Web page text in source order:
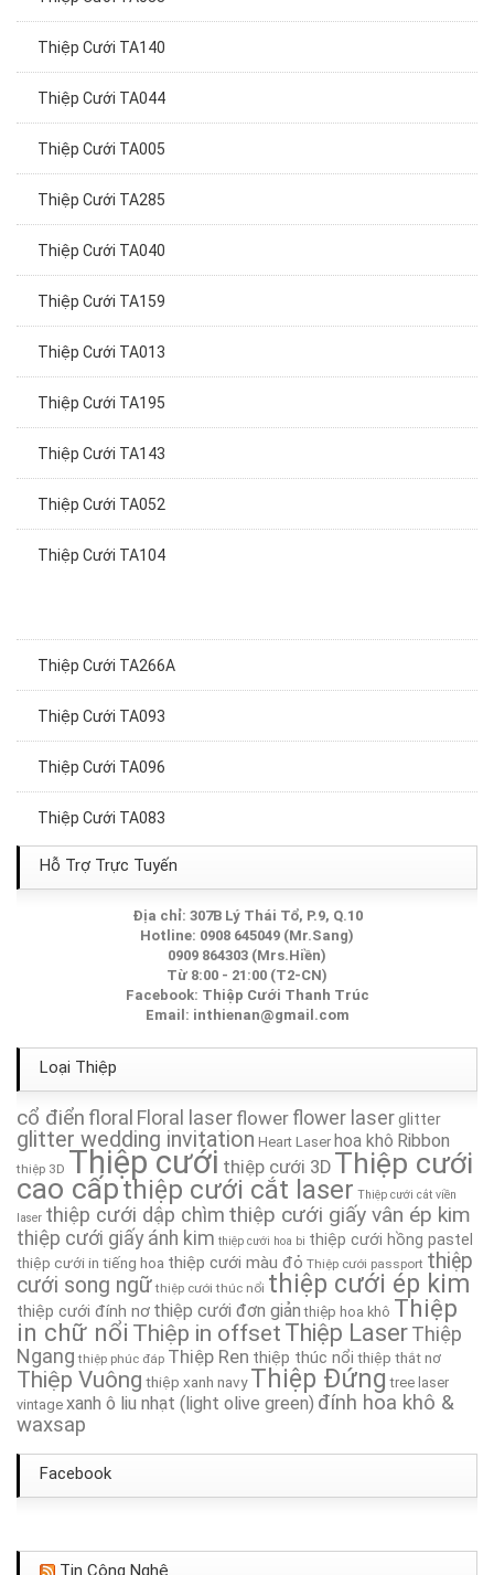
Thiệp Cưới TA140
Thiệp Cưới TA044
Thiệp Cưới TA005
Thiệp Cưới TA285
Thiệp Cưới TA040
Thiệp Cưới TA159
Thiệp Cưới TA013
Thiệp Cưới TA195
Thiệp Cưới TA143
Thiệp Cưới TA052
Thiệp Cưới TA104
Thiệp Cưới TA266A
Thiệp Cưới TA093
Thiệp Cưới TA096
Thiệp Cưới TA083
Thiệp Cưới TA140
Thiệp Cưới TA044
Thiệp Cưới TA285
Thiệp Cưới TA040
Thiệp Cưới TA159
Thiệp Cưới TA013
Thiệp Cưới TA195
Thiệp Cưới TA143
Thiệp Cưới TA052
Thiệp Cưới TA104
Hỗ Trợ Trực Tuyến
Địa chỉ: 307B Lý Thái Tổ, P.9, Q.10
Hotline: 0908 645049 (Mr.Sang)
0909 864303 (Mrs.Hiền)
Từ 8:00 - 21:00 (T2-CN)
Facebook: Thiệp Cưới Thanh Trúc
Email: inthienan@gmail.com
Loại Thiệp
cổ điển floral Floral laser flower flower laserglitter
glitter wedding invitation Heart Laser hoa khô Ribbon
thiệp 3D Thiệp cưới thiệp cưới 3D Thiệp cưới
cao cấpthiệp cưới cắt laser Thiệp cưới cắt viền
laser thiệp cưới dập chìm thiệp cưới giấy vân ép kim
thiệp cưới giấy ánh kim thiệp cưới hoa bi thiệp cưới hồng pastel
thiệp cưới in tiếng hoa thiệp cưới màu đỏ Thiệp cưới passport thiệp
cưới song ngữ thiệp cưới thúc nổi thiệp cưới ép kim
thiệp cưới đính nơ thiệp cưới đơn giản thiệp hoa khô Thiệp
in chữ nổi Thiệp in offset Thiệp LaserThiệp
Ngang thiệp phúc đáp Thiệp Ren thiệp thúc nổi thiệp thắt nơ
Thiệp Vuông thiệp xanh navy Thiệp Đứng tree laser
vintage xanh ô liu nhạt (light olive green) đính hoa khô &
waxsap
Facebook
Tin Công Nghệ